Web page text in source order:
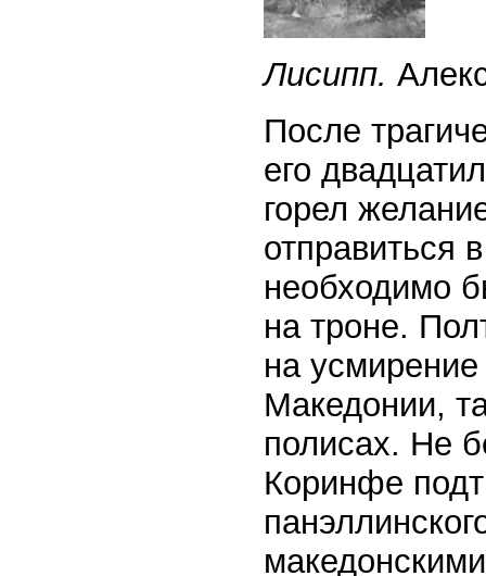
Лисипп.
После
его
горел
отправиться
необходимо
на троне.
на
Македонии,
полисах. Не
Коринфе